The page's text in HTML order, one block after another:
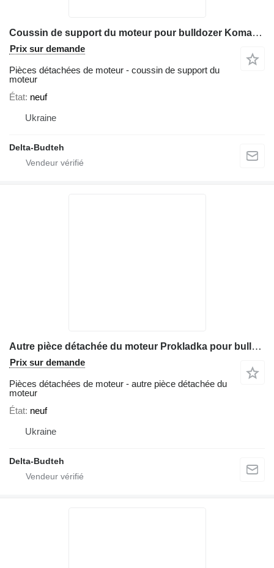
Coussin de support du moteur pour bulldozer Komatsu D85
Prix sur demande
Pièces détachées de moteur - coussin de support du
moteur
État neuf
Ukraine
Delta-Budteh
Autre pièce détachée du moteur Prokladka pour bulldozer Komatsu D61
Prix sur demande
Pièces détachées de moteur - autre pièce détachée du
moteur
État neuf
Ukraine
Delta-Budteh